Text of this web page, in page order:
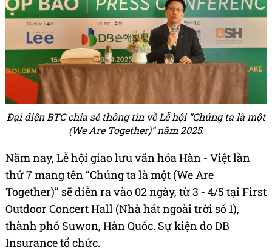
Đại diện BTC chia sẻ thông tin về Lễ hội “Chúng ta là một
(We Are Together)” năm 2025.
Năm nay, Lễ hội giao lưu văn hóa Hàn - Việt lần
thứ 7 mang tên “Chúng ta là một (We Are
Together)” sẽ diễn ra vào 02 ngày, từ 3 - 4/5 tại First
Outdoor Concert Hall (Nhà hát ngoài trời số 1),
thành phố Suwon, Hàn Quốc. Sự kiện do DB
Insurance tổ chức.